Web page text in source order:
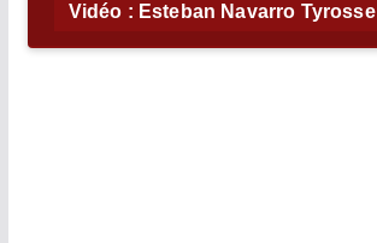
Vidéo : Esteban Navarro Tyrosse